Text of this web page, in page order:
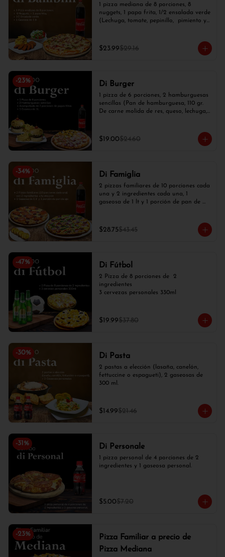
1 pizza mediana de 8 porciones, 8
nuggets, 1 papa frita, 1/2 ensalada verde
(Lechuga, tomate, pepinillo,  pimiento y
$23.99$29.16
-23% Di Burger
1 pizza de 6 porciones, 2 hamburguesas
sencillas (Pan de hamburguesa, 110 gr.
De carne molida de res, queso, lechuga,
$19.00$24.60
-34% Di Famiglia
2 pizzas familiares de 10 porciones cada
una y 2 ingredientes cada una, 1
gaseosa de 1 lt y 1 porción de pan de
$28.75$43.45
-47% Di Fútbol
2 Pizza de 8 porciones de  2
ingredientes
3 cervezas personales 330ml
$19.99$37.80
-30% Di Pasta
2 pastas a elección (lasaña, canelón,
fettuccine o espagueti), 2 gaseosas de
300 ml.
$14.99$21.46
-31% Di Personale
1 pizza personal de 4 porciones de 2
ingredientes y 1 gaseosa personal.
$5.00$7.20
-23%
Pizza Familiar a precio de
Pizza Mediana